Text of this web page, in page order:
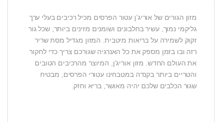
מזון הגורים של אוריג’ן עטור הפרסים מכיל רכיבים בעלי ערך
גליקמי נמוך, עשיר בחלבונים ושומנים מזינים ביותר, שכל גור
זקוק לשמירה על בריאות מיטבית. המזון מגדיל מסת שריר
רזה ובו בזמן מספק את כל האנרגיה שגורכם צריך כדי לחקור
את העולם החדש. מזון אוריג’ן, המיוצר מהרכיבים הטובים
והטריים ביותר בקנדה במטבחינו עטורי הפרסים, מבטיח
שגור הכלבים שלכם יהיה מאושר, בריא וחזק.